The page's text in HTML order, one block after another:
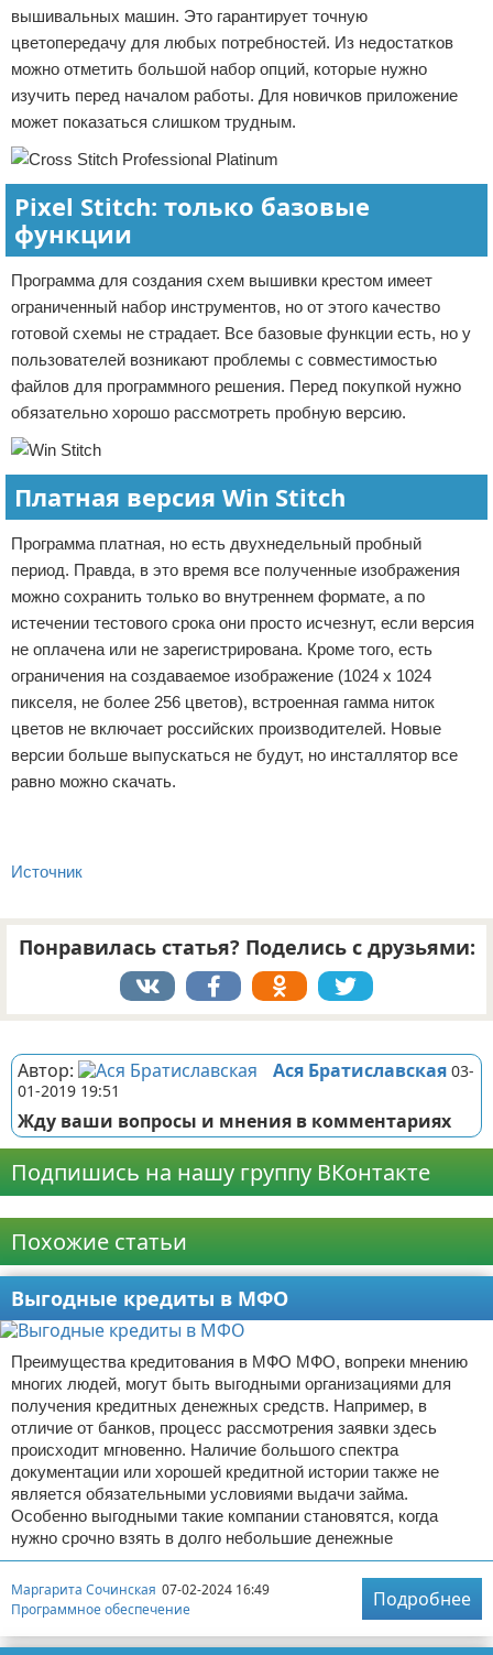
вышивальных машин. Это гарантирует точную
цветопередачу для любых потребностей. Из недостатков
можно отметить большой набор опций, которые нужно
изучить перед началом работы. Для новичков приложение
может показаться слишком трудным.
Pixel Stitch: только базовые
функции
Программа для создания схем вышивки крестом имеет
ограниченный набор инструментов, но от этого качество
готовой схемы не страдает. Все базовые функции есть, но у
пользователей возникают проблемы с совместимостью
файлов для программного решения. Перед покупкой нужно
обязательно хорошо рассмотреть пробную версию.
Платная версия Win Stitch
Программа платная, но есть двухнедельный пробный
период. Правда, в это время все полученные изображения
можно сохранить только во внутреннем формате, а по
истечении тестового срока они просто исчезнут, если версия
не оплачена или не зарегистрирована. Кроме того, есть
ограничения на создаваемое изображение (1024 х 1024
пикселя, не более 256 цветов), встроенная гамма ниток
цветов не включает российских производителей. Новые
версии больше выпускаться не будут, но инсталлятор все
равно можно скачать.
Источник
Понравилась статья? Поделись с друзьями:
Автор: Ася Братиславская 03-
01-2019 19:51
Жду ваши вопросы и мнения в комментариях
Подпишись на нашу группу ВКонтакте
Похожие статьи
Выгодные кредиты в МФО
Преимущества кредитования в МФО МФО, вопреки мнению
многих людей, могут быть выгодными организациями для
получения кредитных денежных средств. Например, в
отличие от банков, процесс рассмотрения заявки здесь
происходит мгновенно. Наличие большого спектра
документации или хорошей кредитной истории также не
является обязательными условиями выдачи займа.
Особенно выгодными такие компании становятся, когда
нужно срочно взять в долго небольшие денежные
Маргарита Сочинская 07-02-2024 16:49
Программное обеспечение
Подробнее